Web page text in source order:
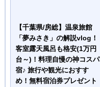
【千葉県/房総】温泉旅館
「夢みさき」の解説vlog！
客室露天風呂も格安(1万円
台～)！料理自慢の神コスパ
宿♪ 旅行や観光におすす
め！無料宿泊券プレゼント